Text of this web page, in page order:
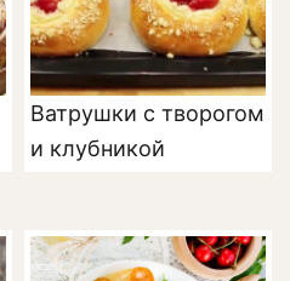
Ватрушки с творогом
и клубникой